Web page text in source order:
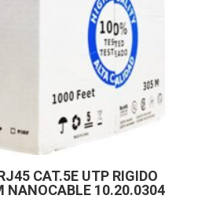
CAT.5E UTP RIGIDO
NANOCABLE 10.20.0304